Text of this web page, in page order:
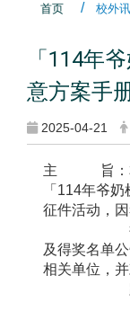
首页 校外
「114年
意方案手
2025-04-21
主 旨：本
「114年爷
征件活动，
征稿案
及得奖名单
相关单位，
踊跃参